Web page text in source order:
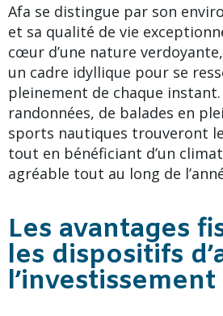
Afa se distingue par son
et sa qualité de vie
cœur d’une nature
un cadre idyllique pour se
pleinement de chaque
randonnées, de balades en
sports nautiques trouveront
tout en bénéficiant d’un
agréable tout au long de
Les avantages
les dispositifs
l’investissement